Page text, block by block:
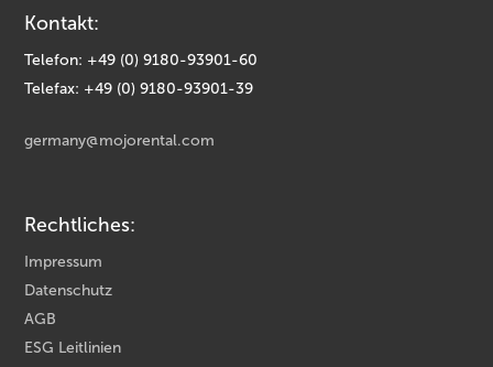
Kontakt:
Telefon: +49 (0) 9180-93901-60
Telefax: +49 (0) 9180-93901-39
germany@mojorental.com
Rechtliches:
Impressum
Datenschutz
AGB
ESG Leitlinien